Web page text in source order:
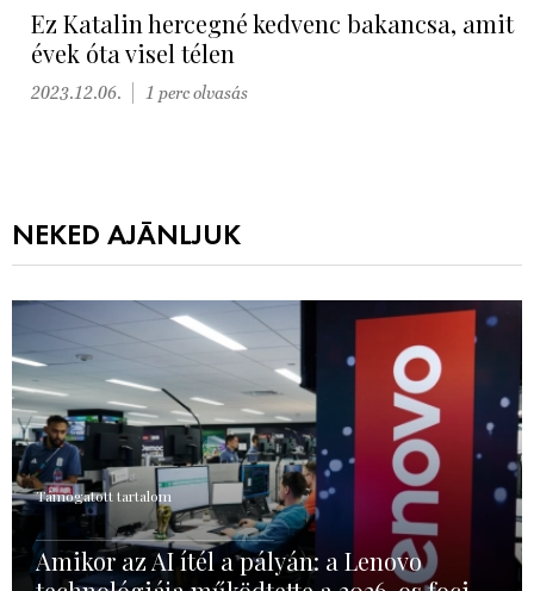
Ez Katalin hercegné kedvenc bakancsa, amit
évek óta visel télen
2023.12.06. 1 perc olvasás
NEKED AJÁNLJUK
Támogatott tartalom
Amikor az AI ítél a pályán: a Lenovo